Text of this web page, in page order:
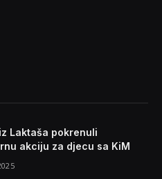
Laktaša pokrenuli
akciju za djecu sa KiM